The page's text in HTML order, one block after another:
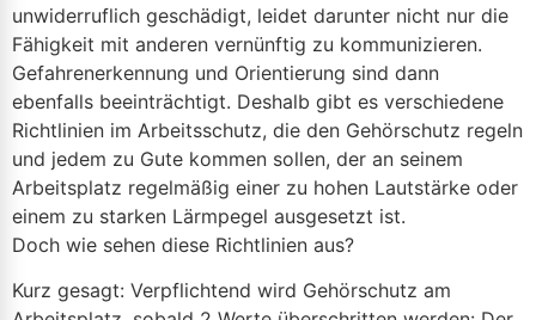
unwiderruflich geschädigt, leidet darunter nicht nur die
Fähigkeit mit anderen vernünftig zu kommunizieren.
Gefahrenerkennung und Orientierung sind dann
ebenfalls beeinträchtigt. Deshalb gibt es verschiedene
Richtlinien im Arbeitsschutz, die den Gehörschutz regeln
und jedem zu Gute kommen sollen, der an seinem
Arbeitsplatz regelmäßig einer zu hohen Lautstärke oder
einem zu starken Lärmpegel ausgesetzt ist.
Doch wie sehen diese Richtlinien aus?
Kurz gesagt: Verpflichtend wird Gehörschutz am